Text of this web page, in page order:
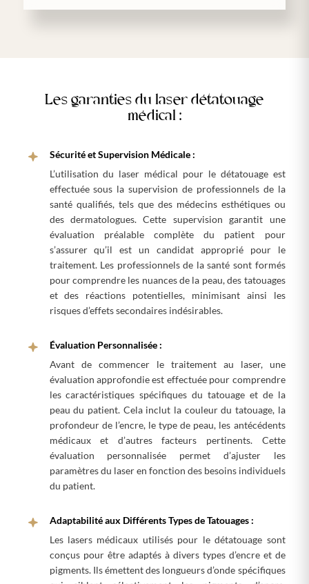
Les garanties du laser détatouage
médical :
Sécurité et Supervision Médicale :
L’utilisation du laser médical pour le détatouage est
effectuée sous la supervision de professionnels de la
santé qualifiés, tels que des médecins esthétiques ou
des dermatologues. Cette supervision garantit une
évaluation préalable complète du patient pour
s’assurer qu’il est un candidat approprié pour le
traitement. Les professionnels de la santé sont formés
pour comprendre les nuances de la peau, des tatouages
et des réactions potentielles, minimisant ainsi les
risques d’effets secondaires indésirables.
Évaluation Personnalisée :
Avant de commencer le traitement au laser, une
évaluation approfondie est effectuée pour comprendre
les caractéristiques spécifiques du tatouage et de la
peau du patient. Cela inclut la couleur du tatouage, la
profondeur de l’encre, le type de peau, les antécédents
médicaux et d’autres facteurs pertinents. Cette
évaluation personnalisée permet d’ajuster les
paramètres du laser en fonction des besoins individuels
du patient.
Adaptabilité aux Différents Types de Tatouages :
Les lasers médicaux utilisés pour le détatouage sont
conçus pour être adaptés à divers types d’encre et de
pigments. Ils émettent des longueurs d’onde spécifiques